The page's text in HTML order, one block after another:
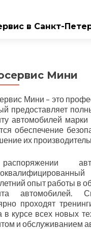
в Санкт-
Мини
Мини – это
предоставляет
автомобилей
обеспечение
их
опыт работы в
автомобилей.
проходят
в курсе всех новых
и обслуживанием